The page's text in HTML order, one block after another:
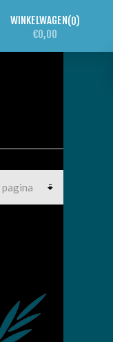
WINKELWAGEN 0
€0,00